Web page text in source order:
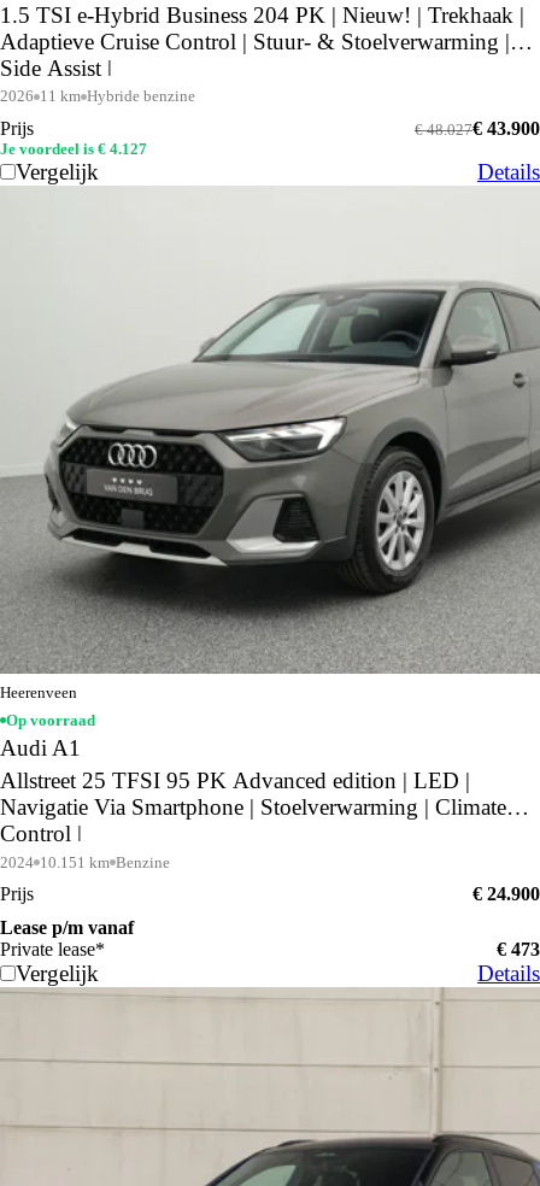
1.5 TSI e-Hybrid Business 204 PK | Nieuw! | Trekhaak |
Adaptieve Cruise Control | Stuur- & Stoelverwarming |
Side Assist |
2026 11 km Hybride benzine
Prijs € 43.900
€ 48.027
Je voordeel is € 4.127
Vergelijk Details
Heerenveen
Op voorraad
Audi A1
Allstreet 25 TFSI 95 PK Advanced edition | LED |
Navigatie Via Smartphone | Stoelverwarming | Climate
Control |
2024 10.151 km Benzine
Prijs
€ 24.900
Lease p/m vanaf
Private lease*
€ 473
Vergelijk Details